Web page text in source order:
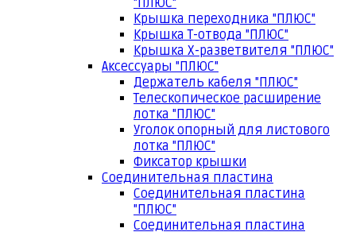
"ПЛЮС"
Крышка переходника "ПЛЮС"
Крышка Т-отвода "ПЛЮС"
Крышка Х-разветвителя "ПЛЮС"
Аксессуары "ПЛЮС"
Держатель кабеля "ПЛЮС"
Телескопическое расширение
лотка "ПЛЮС"
Уголок опорный для листового
лотка "ПЛЮС"
Фиксатор крышки
Соединительная пластина
Соединительная пластина
"ПЛЮС"
Соединительная пластина